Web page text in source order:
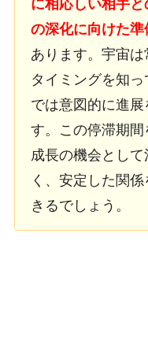
に相応しい相手
の深化に向けた準
あります。宇宙
タイミングを知
では意図的に進
す。この停滞期
成長の機会とし
く、安定した関
きるでしょう。